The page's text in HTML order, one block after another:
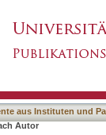
aus Instituten und
Autor